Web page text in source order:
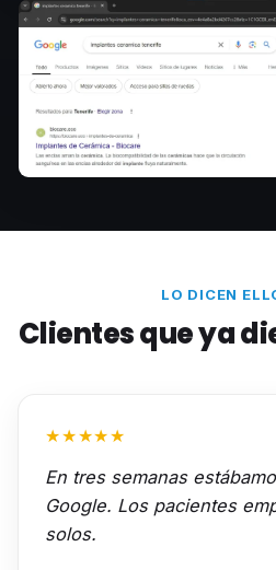
LO DICEN
Clientes que ya
★★★★★
En tres semanas
Google. Los pacientes
solos.